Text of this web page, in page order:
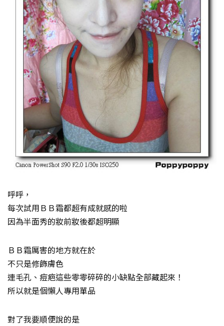
呼呼，
每次試用ＢＢ霜都超有成就感的啦
因為半面秀的妝前妝後都超明顯
ＢＢ霜厲害的地方就在於
不只是修飾膚色
連毛孔、痘疤這些零零碎碎的小缺點全部藏起來！
所以就是個懶人專用單品
對了我要順便說的是